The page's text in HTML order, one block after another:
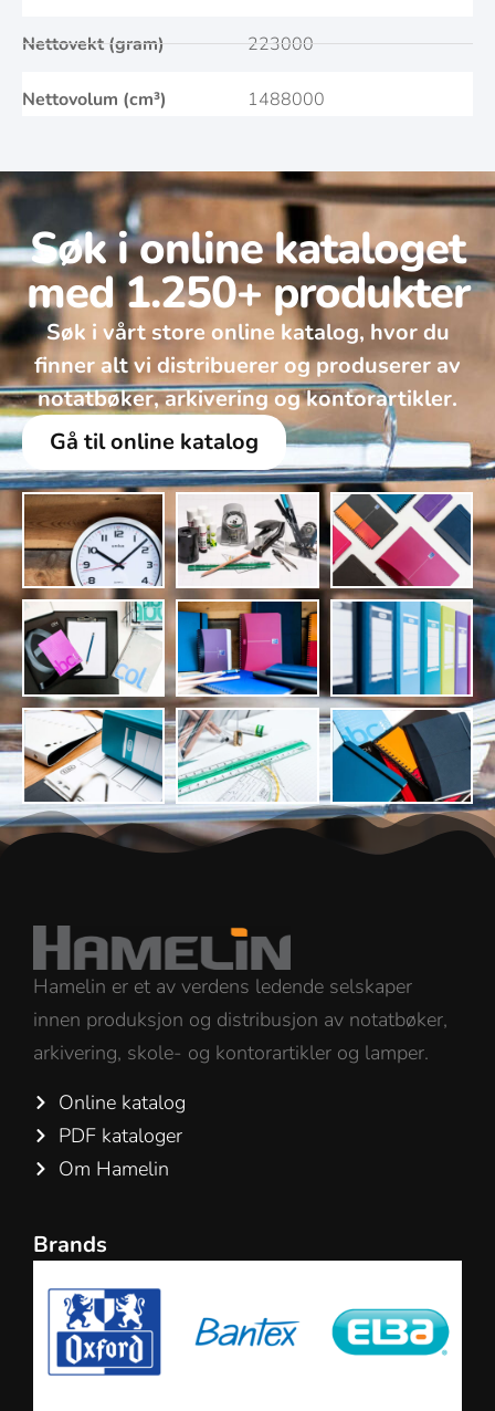
Nettovekt (gram)
Nettovolum (cm³)
223000
1488000
Søk i online kataloget
med 1.250+ produkter
Søk i vårt store online katalog, hvor du
finner alt vi distribuerer og produserer av
notatbøker, arkivering og kontorartikler.
Gå til online katalog
Hamelin er et av verdens ledende selskaper
innen produksjon og distribusjon av notatbøker,
arkivering, skole- og kontorartikler og lamper.
Online katalog
PDF kataloger
Om Hamelin
Brands